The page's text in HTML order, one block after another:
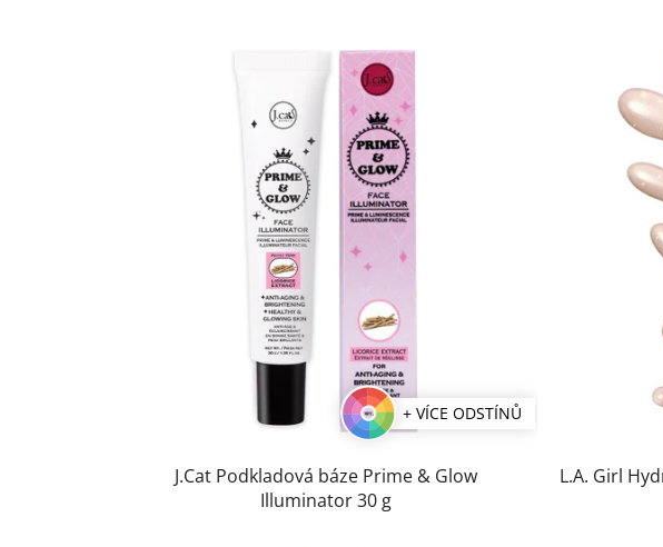
+ VÍCE ODSTÍNŮ
J.Cat Podkladová báze Prime & Glow
Illuminator 30 g
L.A. Girl